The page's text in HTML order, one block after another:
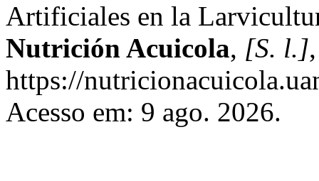
Artificiales en la
Nutrición Acuicola, [S. l.]
https://
Acesso em: 9 ago. 2026.